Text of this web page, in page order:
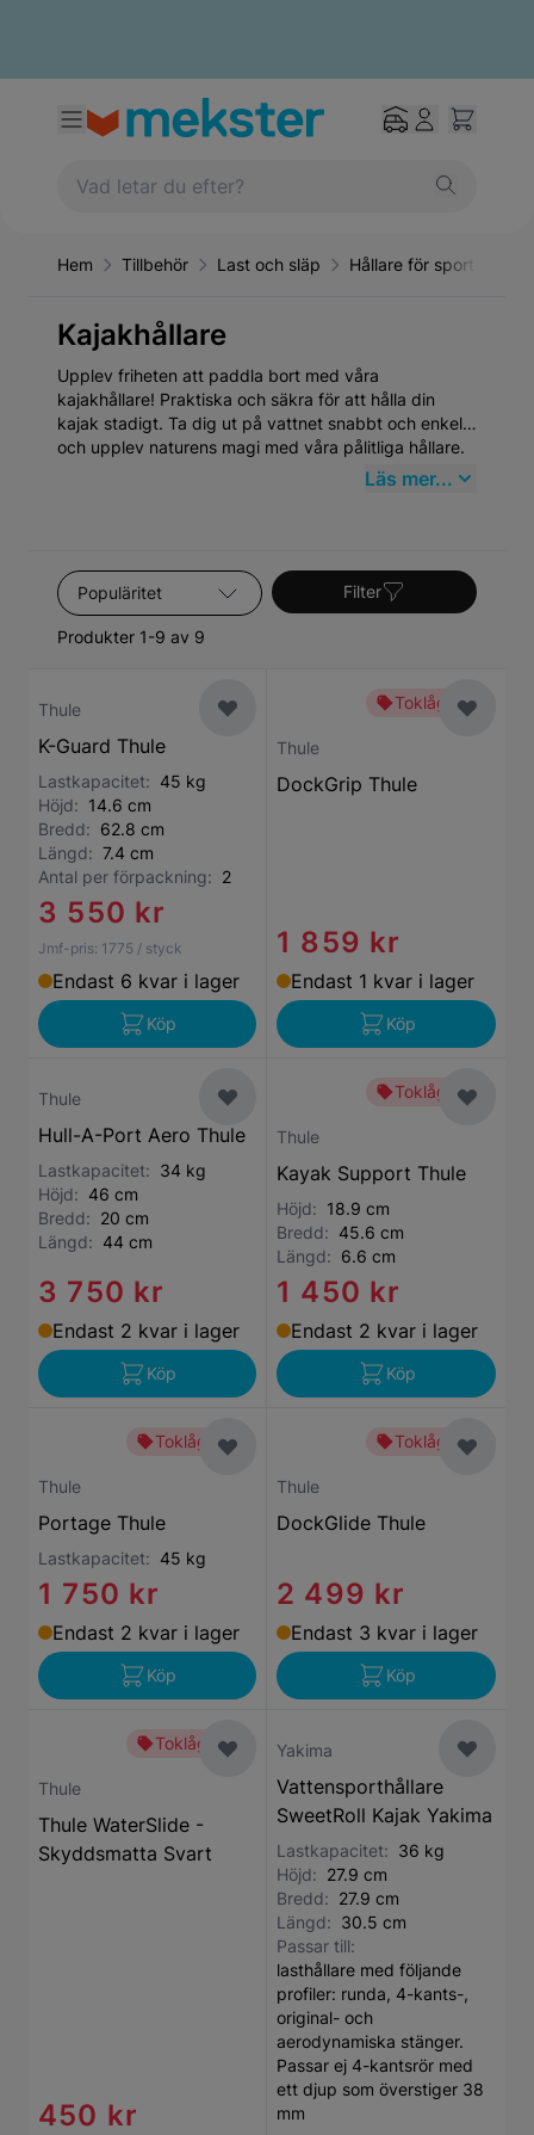
Hem Tillbehör Last och släp Hållare för
Kajakhållare
Upplev friheten att paddla bort med våra
kajakhållare! Praktiska och säkra för att hålla din
kajak stadigt. Ta dig ut på vattnet snabbt och enkelt
och upplev naturens magi med våra pålitliga hållare.
Läs mer...
Sortera efter
Produkter 1-9 av 9
Filter
Thule
K-Guard Thule
Lastkapacitet: 45 kg
Höjd: 14.6 cm
Bredd: 62.8 cm
Längd: 7.4 cm
Antal per förpackning: 2
3 550 kr
Jmf-pris: 1775 / styck
Endast 6 kvar i lager
Köp
Toklågt pris
Thule
DockGrip Thule
1 859 kr
Endast 1 kvar i lager
Köp
Thule
Hull-A-Port Aero Thule
Lastkapacitet: 34 kg
Höjd: 46 cm
Bredd: 20 cm
Längd: 44 cm
3 750 kr
Endast 2 kvar i lager
Köp
Toklågt pris
Thule
Kayak Support Thule
Höjd: 18.9 cm
Bredd: 45.6 cm
Längd: 6.6 cm
1 450 kr
Endast 2 kvar i lager
Köp
Toklågt pris
Thule
Portage Thule
Lastkapacitet: 45 kg
1 750 kr
Endast 2 kvar i lager
Köp
Toklågt pris
Thule
DockGlide Thule
2 499 kr
Endast 3 kvar i lager
Köp
Toklågt pris
Thule
Thule WaterSlide -
Skyddsmatta Svart
450 kr
Yakima
Vattensporthållare
SweetRoll Kajak Yakima
Lastkapacitet: 36 kg
Höjd: 27.9 cm
Bredd: 27.9 cm
Längd: 30.5 cm
Passar till:
lasthållare med följande
profiler: runda, 4-kants-,
original- och
aerodynamiska stänger.
Passar ej 4-kantsrör med
ett djup som överstiger 38
mm